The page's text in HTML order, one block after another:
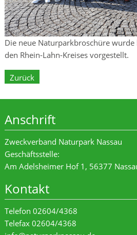
Die neue Naturparkbroschüre
den Rhein-Lahn-Kreises vorgestellt.
Zurück
Anschrift
Zweckverband Naturpark Nassau
Geschäftsstelle:
Am Adelsheimer Hof 1, 56377
Kontakt
Telefon 02604/4368
Telefax 02604/4368